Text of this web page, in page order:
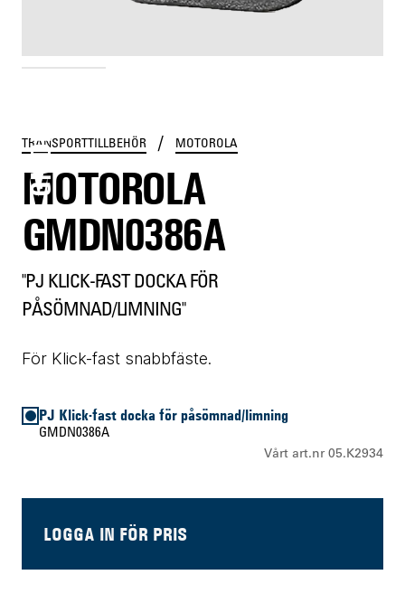
TRANSPORTTILLBEHÖR / MOTOROLA
MOTOROLA
GMDN0386A
"PJ KLICK-FAST DOCKA FÖR
PÅSÖMNAD/LIMNING"
För Klick-fast snabbfäste.
PJ Klick-fast docka för påsömnad/limning
GMDN0386A
Vårt art.nr 05.K2934
LOGGA IN FÖR PRIS
GMDN0386A